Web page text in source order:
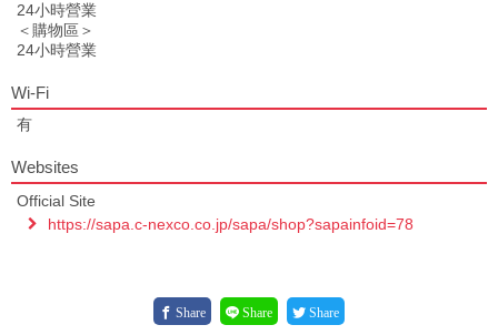
24小時營業
＜購物區＞
24小時營業
Wi-Fi
有
Websites
Official Site
https://sapa.c-nexco.co.jp/sapa/shop?sapainfoid=78
Share Share Share